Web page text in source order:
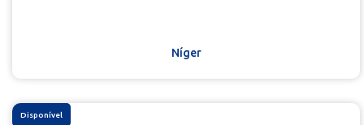
Níger
Disponível